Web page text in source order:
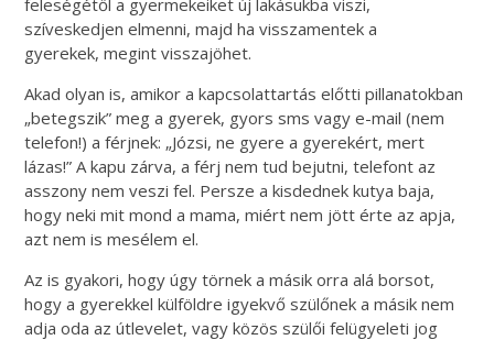
feleségétől a gyermekeiket új lakásukba viszi,
szíveskedjen elmenni, majd ha visszamentek a
gyerekek, megint visszajöhet.
Akad olyan is, amikor a kapcsolattartás előtti pillanatokban
„betegszik” meg a gyerek, gyors sms vagy e-mail (nem
telefon!) a férjnek: „Józsi, ne gyere a gyerekért, mert
lázas!” A kapu zárva, a férj nem tud bejutni, telefont az
asszony nem veszi fel. Persze a kisdednek kutya baja,
hogy neki mit mond a mama, miért nem jött érte az apja,
azt nem is mesélem el.
Az is gyakori, hogy úgy törnek a másik orra alá borsot,
hogy a gyerekkel külföldre igyekvő szülőnek a másik nem
adja oda az útlevelet, vagy közös szülői felügyeleti jog